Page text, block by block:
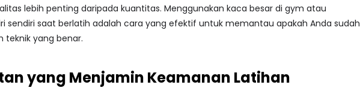
lebih penting daripada kuantitas. Menggunakan kaca besar di gym atau
sendiri saat berlatih adalah cara yang efektif untuk memantau apakah Anda sudah
teknik yang benar.
yang Menjamin Keamanan Latihan